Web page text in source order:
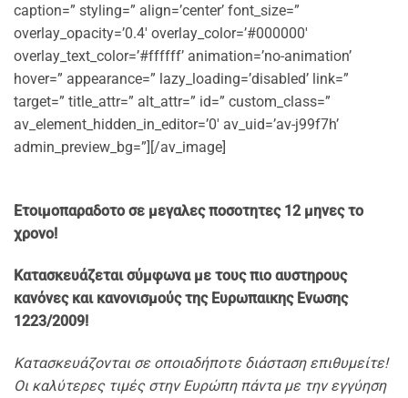
caption=” styling=” align=’center’ font_size=”
overlay_opacity=’0.4′ overlay_color=’#000000′
overlay_text_color=’#ffffff’ animation=’no-animation’
hover=” appearance=” lazy_loading=’disabled’ link=”
target=” title_attr=” alt_attr=” id=” custom_class=”
av_element_hidden_in_editor=’0′ av_uid=’av-j99f7h’
admin_preview_bg=”][/av_image]
Ετοιμοπαραδοτo σε μεγαλες ποσοτητες 12 μηνες το
χρονο!
Κατασκευάζεται σύμφωνα με τους πιο αυστηρους
κανόνες και κανονισμούς της Ευρωπαικης Ενωσης
1223/2009!
Κατασκευάζονται σε οποιαδήποτε διάσταση επιθυμείτε!
Οι καλύτερες τιμές στην Ευρώπη πάντα με την εγγύηση